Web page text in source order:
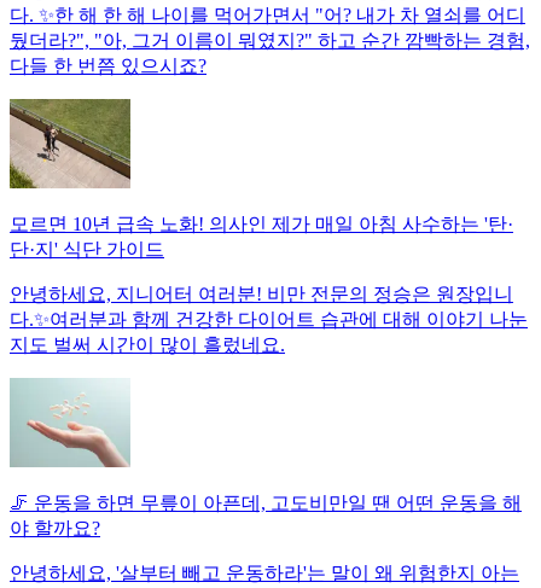
다. ✨한 해 한 해 나이를 먹어가면서 "어? 내가 차 열쇠를 어디
뒀더라?", "아, 그거 이름이 뭐였지?" 하고 순간 깜빡하는 경험,
다들 한 번쯤 있으시죠?
모르면 10년 급속 노화! 의사인 제가 매일 아침 사수하는 '탄·
단·지' 식단 가이드
안녕하세요, 지니어터 여러분! 비만 전문의 정승은 원장입니
다.✨여러분과 함께 건강한 다이어트 습관에 대해 이야기 나눈
지도 벌써 시간이 많이 흘렀네요.
🦵 운동을 하면 무릎이 아픈데, 고도비만일 땐 어떤 운동을 해
야 할까요?
안녕하세요, '살부터 빼고 운동하라'는 말이 왜 위험한지 아는